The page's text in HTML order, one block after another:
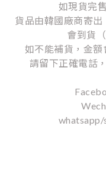
如現貨完
貨品由韓國廠商寄
會到貨
如不能補貨，金
請留下正確電話